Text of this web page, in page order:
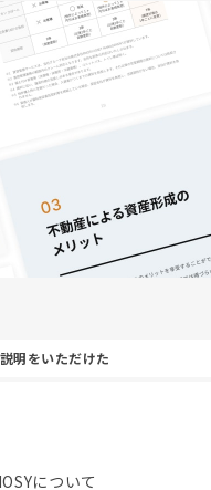
明をいただけた
について